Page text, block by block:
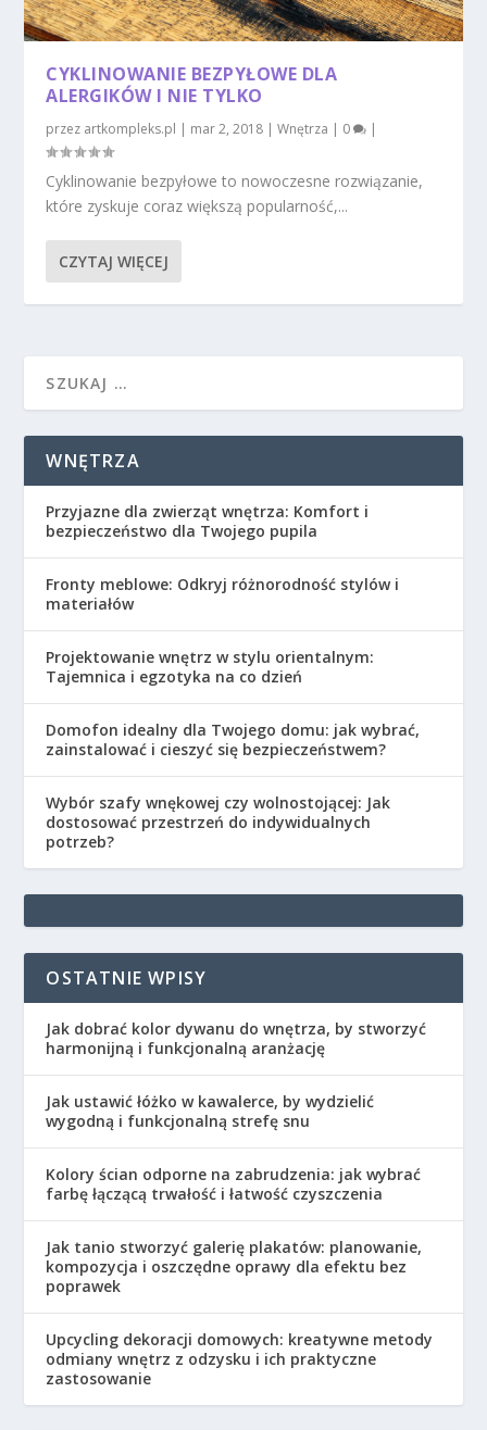
CYKLINOWANIE BEZPYŁOWE DLA
ALERGIKÓW I NIE TYLKO
przez artkompleks.pl | mar 2, 2018 |Wnętrza | 0 |
Cyklinowanie bezpyłowe to nowoczesne rozwiązanie,
które zyskuje coraz większą popularność,...
CZYTAJ WIĘCEJ
WNĘTRZA
Przyjazne dla zwierząt wnętrza: Komfort i
bezpieczeństwo dla Twojego pupila
Fronty meblowe: Odkryj różnorodność stylów i
materiałów
Projektowanie wnętrz w stylu orientalnym:
Tajemnica i egzotyka na co dzień
Domofon idealny dla Twojego domu: jak wybrać,
zainstalować i cieszyć się bezpieczeństwem?
Wybór szafy wnękowej czy wolnostojącej: Jak
dostosować przestrzeń do indywidualnych
potrzeb?
OSTATNIE WPISY
Jak dobrać kolor dywanu do wnętrza, by stworzyć
harmonijną i funkcjonalną aranżację
Jak ustawić łóżko w kawalerce, by wydzielić
wygodną i funkcjonalną strefę snu
Kolory ścian odporne na zabrudzenia: jak wybrać
farbę łączącą trwałość i łatwość czyszczenia
Jak tanio stworzyć galerię plakatów: planowanie,
kompozycja i oszczędne oprawy dla efektu bez
poprawek
Upcycling dekoracji domowych: kreatywne metody
odmiany wnętrz z odzysku i ich praktyczne
zastosowanie